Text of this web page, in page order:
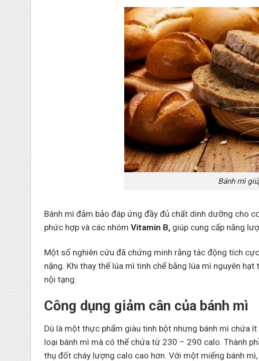
Bánh mì
Bánh mì đảm bảo đáp ứng đầy đủ chất dinh dưỡng cho
phức hợp và các nhóm Vitamin B,giúp cung cấp năng
Một số nghiên cứu đã chứng minh rằng tác động tích
nặng. Khi thay thế lúa mì tinh chế bằng lúa mì nguyên
nội tạng.
Công dụng giảm cân của bánh mì
Dù là một thực phẩm giàu tinh bột nhưng bánh mì chứa
loại bánh mì mà có thể chứa từ 230 – 290 calo. Thành
thụ đốt cháy lượng calo cao hơn. Với một miếng bánh